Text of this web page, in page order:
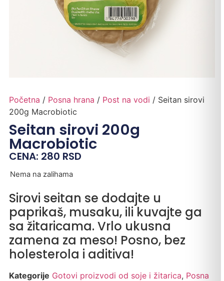
Početna / Posna hrana / Post na vodi / Seitan sirovi
200g Macrobiotic
Seitan sirovi 200g
Macrobiotic
CENA: 280 RSD
Nema na zalihama
Sirovi seitan se dodajte u
paprikaš, musaku, ili kuvajte ga
sa žitaricama. Vrlo ukusna
zamena za meso! Posno, bez
holesterola i aditiva!
Kategorije Gotovi proizvodi od soje i žitarica, Posna